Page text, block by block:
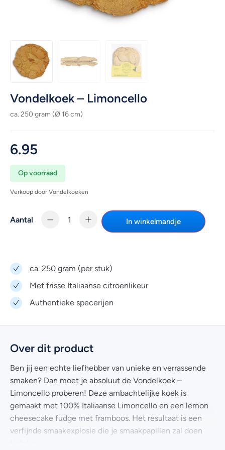
Vondelkoek – Limoncello
ca. 250 gram (Ø 16 cm)
6.95
Op voorraad
Verkoop door Vondelkoeken
Aantal In winkelmandje
ca. 250 gram (per stuk)
Met frisse Italiaanse citroenlikeur
Authentieke specerijen
Over dit product
Ben jij een echte liefhebber van unieke en verrassende
smaken? Dan moet je absoluut de Vondelkoek –
Limoncello proberen! Deze ambachtelijke koek is
gemaakt met 100% Italiaanse Limoncello en een lemon
cheesecake fudge met framboos. Het resultaat is een
verfijnde smaakexplosie die je smaakpapillen zal doen